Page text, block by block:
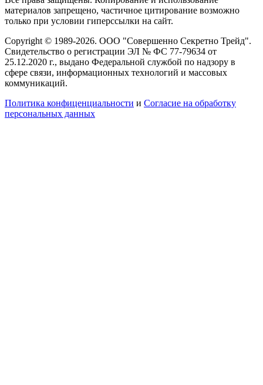
материалов запрещено, частичное цитирование возможно
только при условии гиперссылки на сайт.
Copyright © 1989-2026. ООО "Совершенно Секретно Трейд".
Свидетельство о регистрации ЭЛ № ФС 77-79634 от
25.12.2020 г., выдано Федеральной службой по надзору в
сфере связи, информационных технологий и массовых
коммуникаций.
Политика конфиценциальности и Согласие на обработку
персональных данных